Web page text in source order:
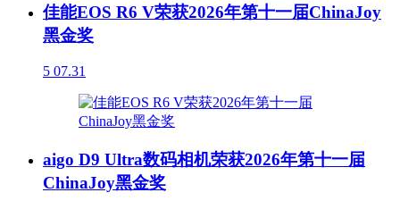
佳能EOS R6 V荣获2026年第十一届ChinaJoy
黑金奖
5 07.31
aigo D9 Ultra数码相机荣获2026年第十一届
ChinaJoy黑金奖